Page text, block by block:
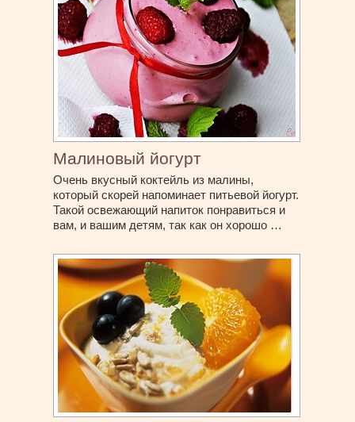
Малиновый йогурт
Очень вкусный коктейль из малины,
который скорей напоминает питьевой йогурт.
Такой освежающий напиток понравиться и
вам, и вашим детям, так как он хорошо …